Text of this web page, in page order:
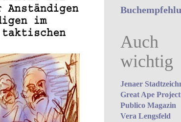
Auch
wichtig
Jenaer
Great Ape Project
Publico Magazin
Vera Lengsfeld